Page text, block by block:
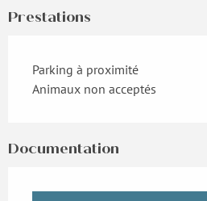
Prestations
Parking à proximité
Animaux non acceptés
Documentation